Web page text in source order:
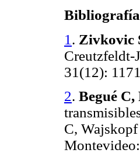
Bibliografía
1 . Zivkovic
Creutzfeldt-
31(12):
2. Begué
C,